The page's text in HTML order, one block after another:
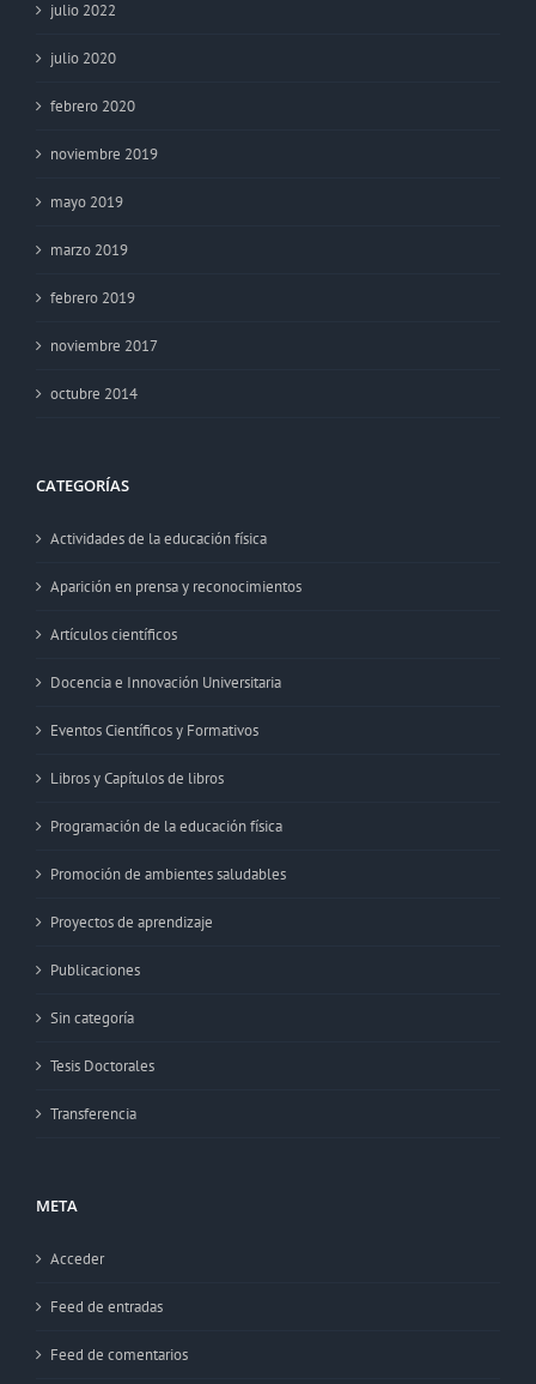
julio 2022
julio 2020
febrero 2020
noviembre 2019
mayo 2019
marzo 2019
febrero 2019
noviembre 2017
octubre 2014
CATEGORÍAS
Actividades de la educación física
Aparición en prensa y reconocimientos
Artículos científicos
Docencia e Innovación Universitaria
Eventos Científicos y Formativos
Libros y Capítulos de libros
Programación de la educación física
Promoción de ambientes saludables
Proyectos de aprendizaje
Publicaciones
Sin categoría
Tesis Doctorales
Transferencia
META
Acceder
Feed de entradas
Feed de comentarios